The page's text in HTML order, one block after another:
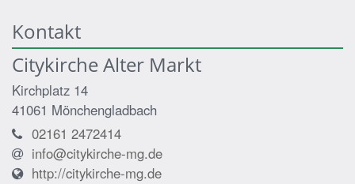
Kontakt
Citykirche Alter Markt
Kirchplatz 14
41061 Mönchengladbach
02161 2472414
info@citykirche-mg.de
http://citykirche-mg.de